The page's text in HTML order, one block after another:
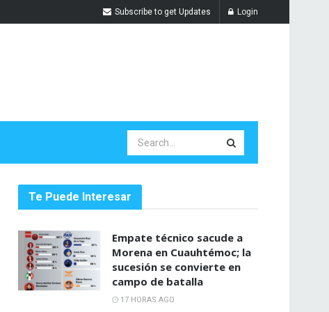
Subscribe to get Updates Login
Te Puede Interesar
Empate técnico sacude a
Morena en Cuauhtémoc; la
sucesión se convierte en
campo de batalla
17 HORAS AGO